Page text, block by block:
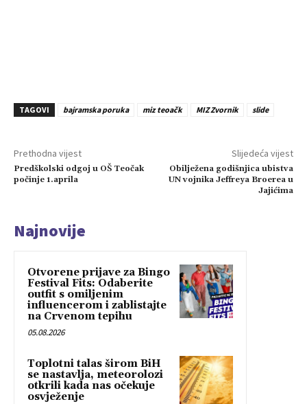
TAGOVI bajramska poruka miz teoačk MIZ Zvornik slide
Prethodna vijest
Predškolski odgoj u OŠ Teočak
počinje 1.aprila
Slijedeća vijest
Obilježena godišnjica ubistva
UN vojnika Jeffreya Broerea u
Jajićima
Najnovije
Otvorene prijave za Bingo
Festival Fits: Odaberite
outfit s omiljenim
influencerom i zablistajte
na Crvenom tepihu
05.08.2026
Toplotni talas širom BiH
se nastavlja, meteorolozi
otkrili kada nas očekuje
osvježenje